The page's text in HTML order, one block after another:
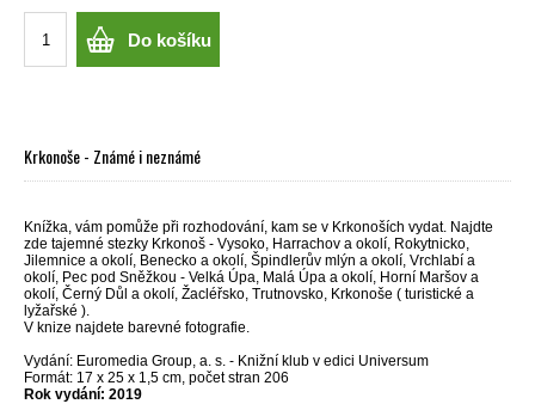
Do košíku
Krkonoše - Známé i neznámé
Knížka, vám pomůže při rozhodování, kam se v Krkonoších vydat. Najdte
zde tajemné stezky Krkonoš - Vysoko, Harrachov a okolí, Rokytnicko,
Jilemnice a okolí, Benecko a okolí, Špindlerův mlýn a okolí, Vrchlabí a
okolí, Pec pod Sněžkou - Velká Úpa, Malá Úpa a okolí, Horní Maršov a
okolí, Černý Důl a okolí, Žacléřsko, Trutnovsko, Krkonoše ( turistické a
lyžařské ).
V knize najdete barevné fotografie.
Vydání: Euromedia Group, a. s. - Knižní klub v edici Universum
Formát: 17 x 25 x 1,5 cm, počet stran 206
Rok vydání: 2019